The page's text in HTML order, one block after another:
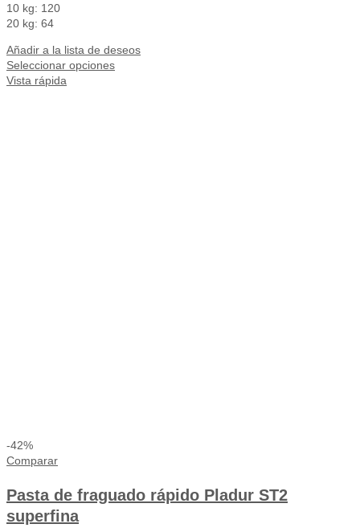
10 kg: 120
20 kg: 64
Añadir a la lista de deseos
Seleccionar opciones
Vista rápida
-42%
Comparar
Pasta de fraguado rápido Pladur ST2
superfina